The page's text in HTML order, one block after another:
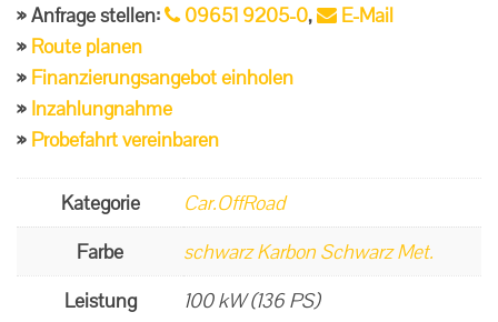
Anfrage stellen: 09651 9205-0,
E-Mail
Route planen
Finanzierungsangebot einholen
Inzahlungnahme
Probefahrt vereinbaren
Kategorie
Car.OffRoad
Farbe
schwarz Karbon Schwarz Met.
Leistung
100 kW (136 PS)